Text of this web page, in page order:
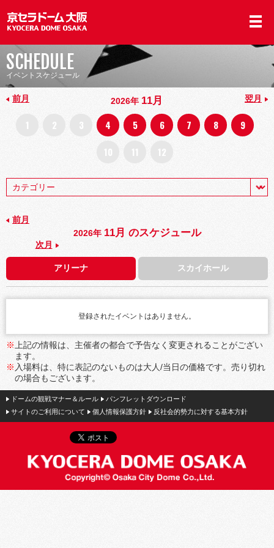
SCHEDULE
イベントスケジュール
前月 2026年 11月 翌月
1 2 3 4 5 6 7 8
9
10
11 12
前月
2026年 11月 のスケジュール
次月
アリーナ スカイホール
登録されたイベントはありません。
※ 上記の情報は、主催者の都合で予告なく変更されることがござい
ます。
※ 入場料は、特に表記のないものは大人/当日の価格です。売り切れ
の場合もございます。
ドームの観戦マナー＆ルール
パンフレットダウンロード
サイトのご利用について
個人情報保護方針 反社会的勢力に対する基本方針